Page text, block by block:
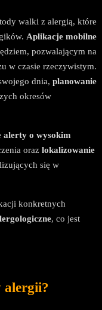
walki z alergią, które
Aplikacje mobilne
pozwalającym na
w czasie rzeczywistym.
dnia, planowanie
okresów
alerty o wysokim
oraz lokalizowanie
się w
konkretnych
, co jest
alergii?